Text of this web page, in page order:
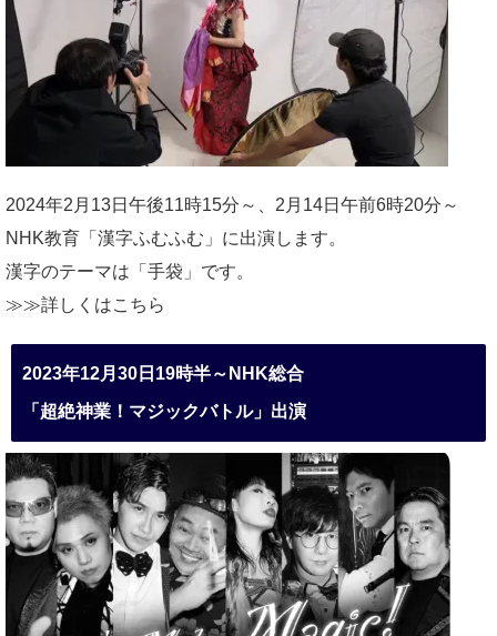
2024年2月13日午後11時15分～、2月14日午前6時20分～
NHK教育「漢字ふむふむ」に出演します。
漢字のテーマは「手袋」です。
≫≫詳しくはこちら
2023年12月30日19時半～NHK総合
「超絶神業！マジックバトル」出演